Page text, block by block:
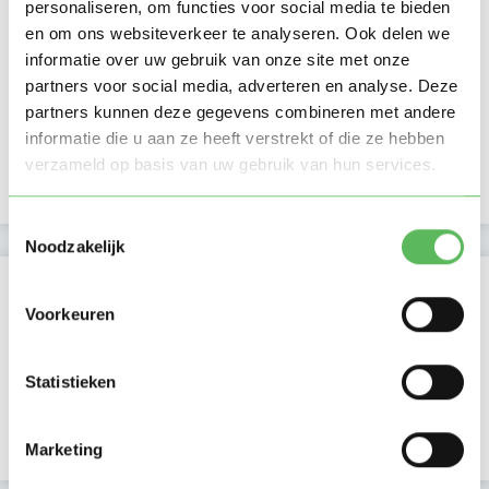
personaliseren, om functies voor social media te bieden
en om ons websiteverkeer te analyseren. Ook delen we
informatie over uw gebruik van onze site met onze
partners voor social media, adverteren en analyse. Deze
partners kunnen deze gegevens combineren met andere
informatie die u aan ze heeft verstrekt of die ze hebben
verzameld op basis van uw gebruik van hun services.
Noodzakelijk
Voorkeuren
Statistieken
Marketing
Ma Di Wo Do Vr Za
Zo
Ochtend
Middag
Namiddag
Avond
NIEUW
13-03-2026
Lid sinds 03-03-2026
Profiel bijgewerkt 03-03-2026